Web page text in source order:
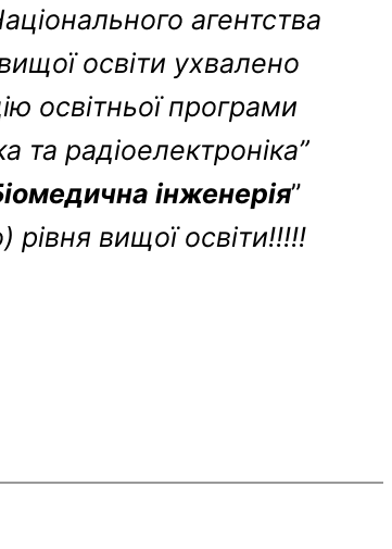
агентства
освіти ухвалено
освітньої програми
та радіоелектроніка”
інженерія”
рівня вищої освіти!!!!!